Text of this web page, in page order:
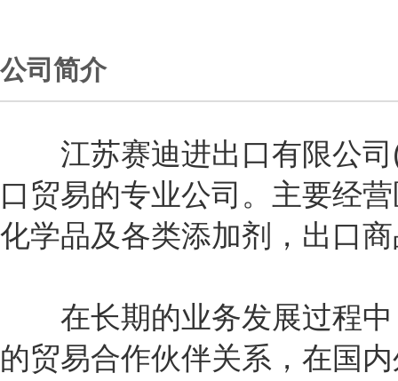
公司简介
江苏赛迪进出口有限公
口贸易的专业公司。主要经
化学品及各类添加剂，出口
在长期的业务发展过程中
的贸易合作伙伴关系，在国